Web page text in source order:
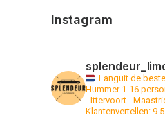
Instagram
Languit de
Hummer 1-16
- Ittervoort -
Klantenvertellen: